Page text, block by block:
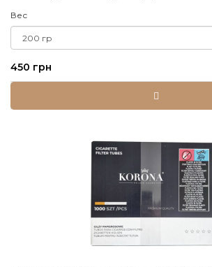
Вес
450 грн